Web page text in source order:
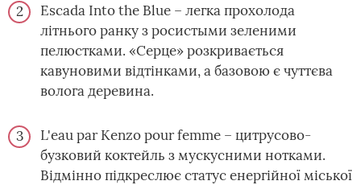
Escada Into the Blue – легка прохолода
літнього ранку з росистыми зеленими
пелюстками. «Серце» розкривається
кавуновими відтінками, а базовою є чуттєва
волога деревина.
L'eau par Kenzo pour femme – цитрусово-
бузковий коктейль з мускусними нотками.
Відмінно підкреслює статус енергійної міської